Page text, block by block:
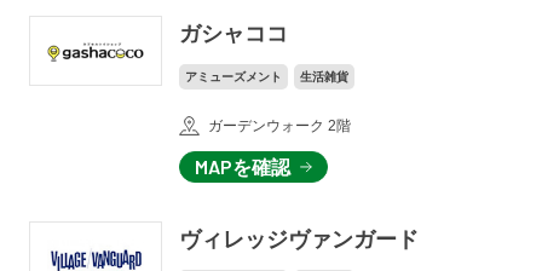
ガシャココ
アミューズメント 生活雑貨
ガーデンウォーク 2階
MAPを確認
ヴィレッジヴァンガード